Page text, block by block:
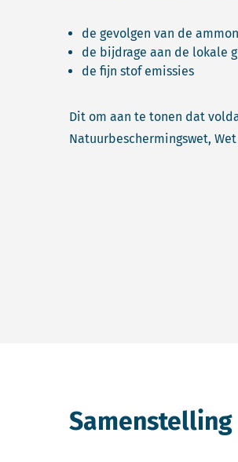
de gevolgen van de
de bijdrage aan de lokale
de fijn stof emissies
Dit om aan te tonen dat
Natuurbeschermingswet,